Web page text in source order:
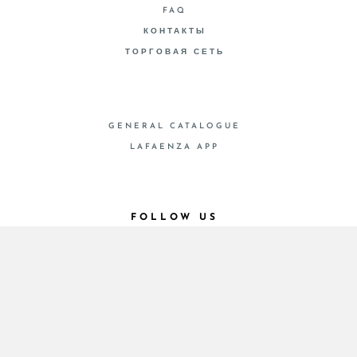
FAQ
КОНТАКТЫ
ТОРГОВАЯ СЕТЬ
GENERAL CATALOGUE
LAFAENZA APP
FOLLOW US